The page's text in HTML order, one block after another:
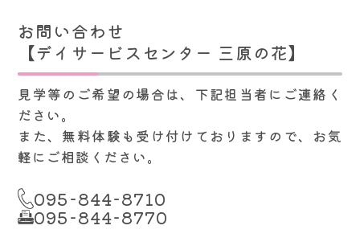
お問い合わせ
【デイサービスセンター 三原の花】
見学等のご希望の場合は、下記担当者にご連絡く
ださい。
また、無料体験も受け付けておりますので、お気
軽にご相談ください。
095-844-8710
095-844-8770